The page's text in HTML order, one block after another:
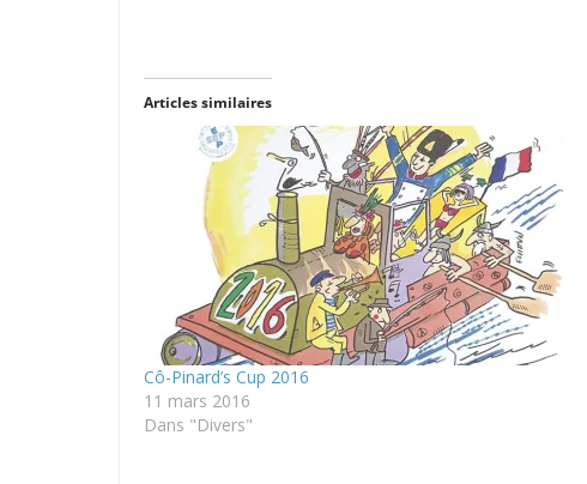
Articles similaires
Cô-Pinard’s Cup 2016
11 mars 2016
Dans "Divers"